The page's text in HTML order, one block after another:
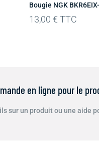
Bougie NGK
13,00€ TTC
en ligne pour le
sur un produit ou une aide